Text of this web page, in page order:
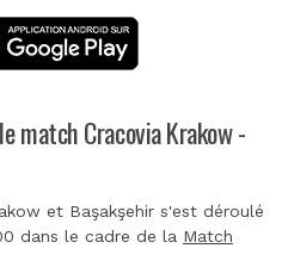
match Cracovia Krakow -
et Başakşehir s'est déroulé
dans le cadre de la Match